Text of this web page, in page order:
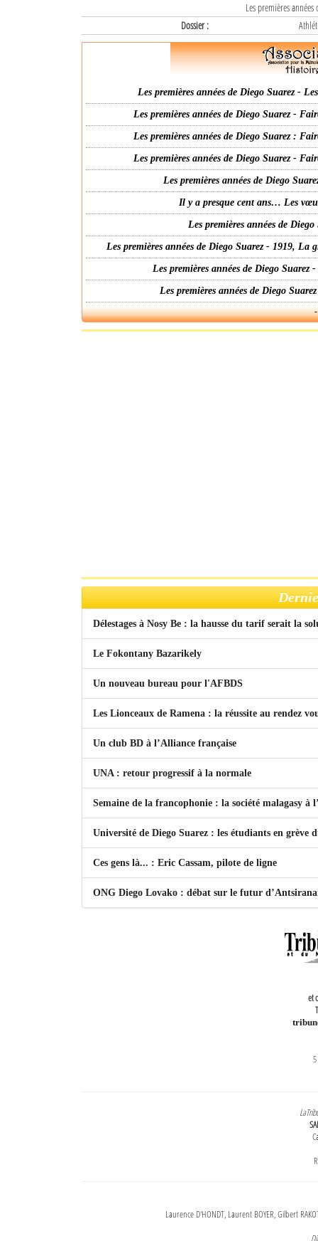
Les premières
Dossier :
Les premières années de Diego Suarez -
Les premières années de Diego Suarez -
Les premières années de Diego Suarez :
Les premières années de Diego Suarez -
Les premières années de Diego
Il y a presque cent ans… Les
Les premières années de
Les premières années de Diego Suarez - 1919,
Les premières années de Diego
Les premières années de Diego
Délestages à Nosy Be : la hausse du tarif serait la
Le Fokontany Bazarikely
Un nouveau bureau pour l'AFBDS
Les Lionceaux de Ramena : la réussite au rendez
Un club BD à l’Alliance française
UNA : retour progressif à la normale
Semaine de la francophonie : la société malagasy à
Université de Diego Suarez : les étudiants en grève
Ces gens là... : Eric Cassam, pilote de ligne
ONG Diego Lovako : débat sur le futur
et
Laurence D'HONDT, Laurent BOYER, Gilbert